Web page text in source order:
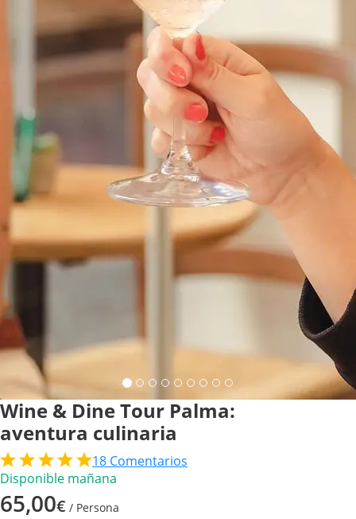
Wine & Dine Tour Palma:
aventura culinaria
18 Comentarios
Disponible mañana
65,00€ / Persona